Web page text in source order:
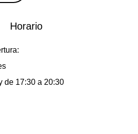
Horario
de 17:30 a 20:30